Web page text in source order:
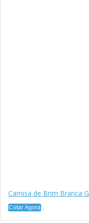
Camisa de Brim Branca G
Cotar Agora